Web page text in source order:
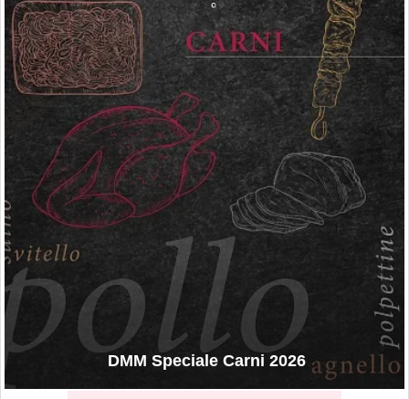
DMM Speciale Carni 2026